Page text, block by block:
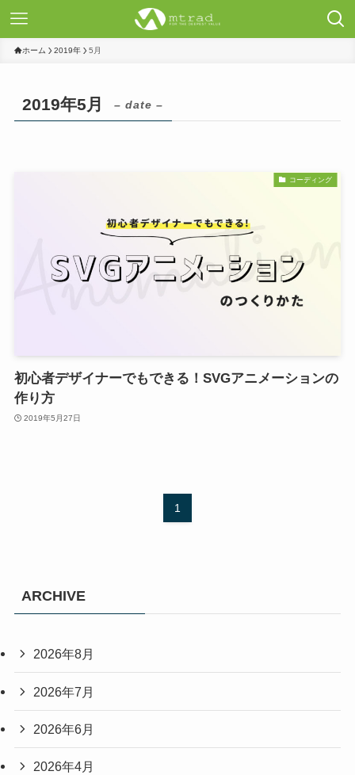
ホーム 2019年 5月
2019年5月 – date –
コーディング
初心者デザイナーでもできる！SVGアニメーションの
作り方
2019年5月27日
1
ARCHIVE
2026年8月
2026年7月
2026年6月
2026年4月